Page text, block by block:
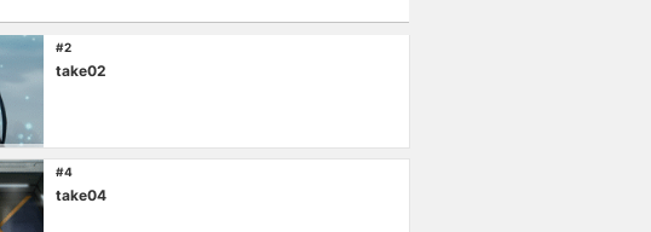
#2
take02
#4
take04